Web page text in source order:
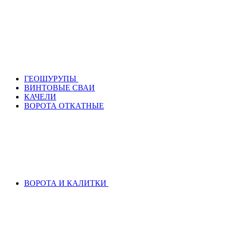
ГЕОШУРУПЫ
ВИНТОВЫЕ СВАИ
КАЧЕЛИ
ВОРОТА ОТКАТНЫЕ
ВОРОТА И КАЛИТКИ